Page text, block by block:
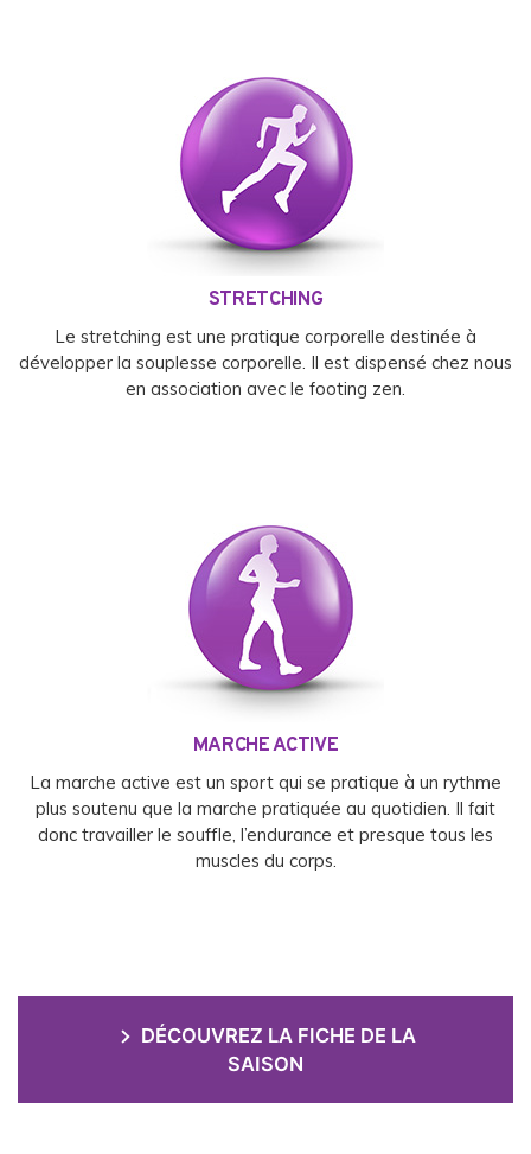
STRETCHING
Le stretching est une pratique corporelle destinée à
développer la souplesse corporelle. Il est dispensé chez nous
en association avec le footing zen.
MARCHE ACTIVE
La marche active est un sport qui se pratique à un rythme
plus soutenu que la marche pratiquée au quotidien. Il fait
donc travailler le souffle, l’endurance et presque tous les
muscles du corps.
DÉCOUVREZ LA FICHE DE LA
SAISON